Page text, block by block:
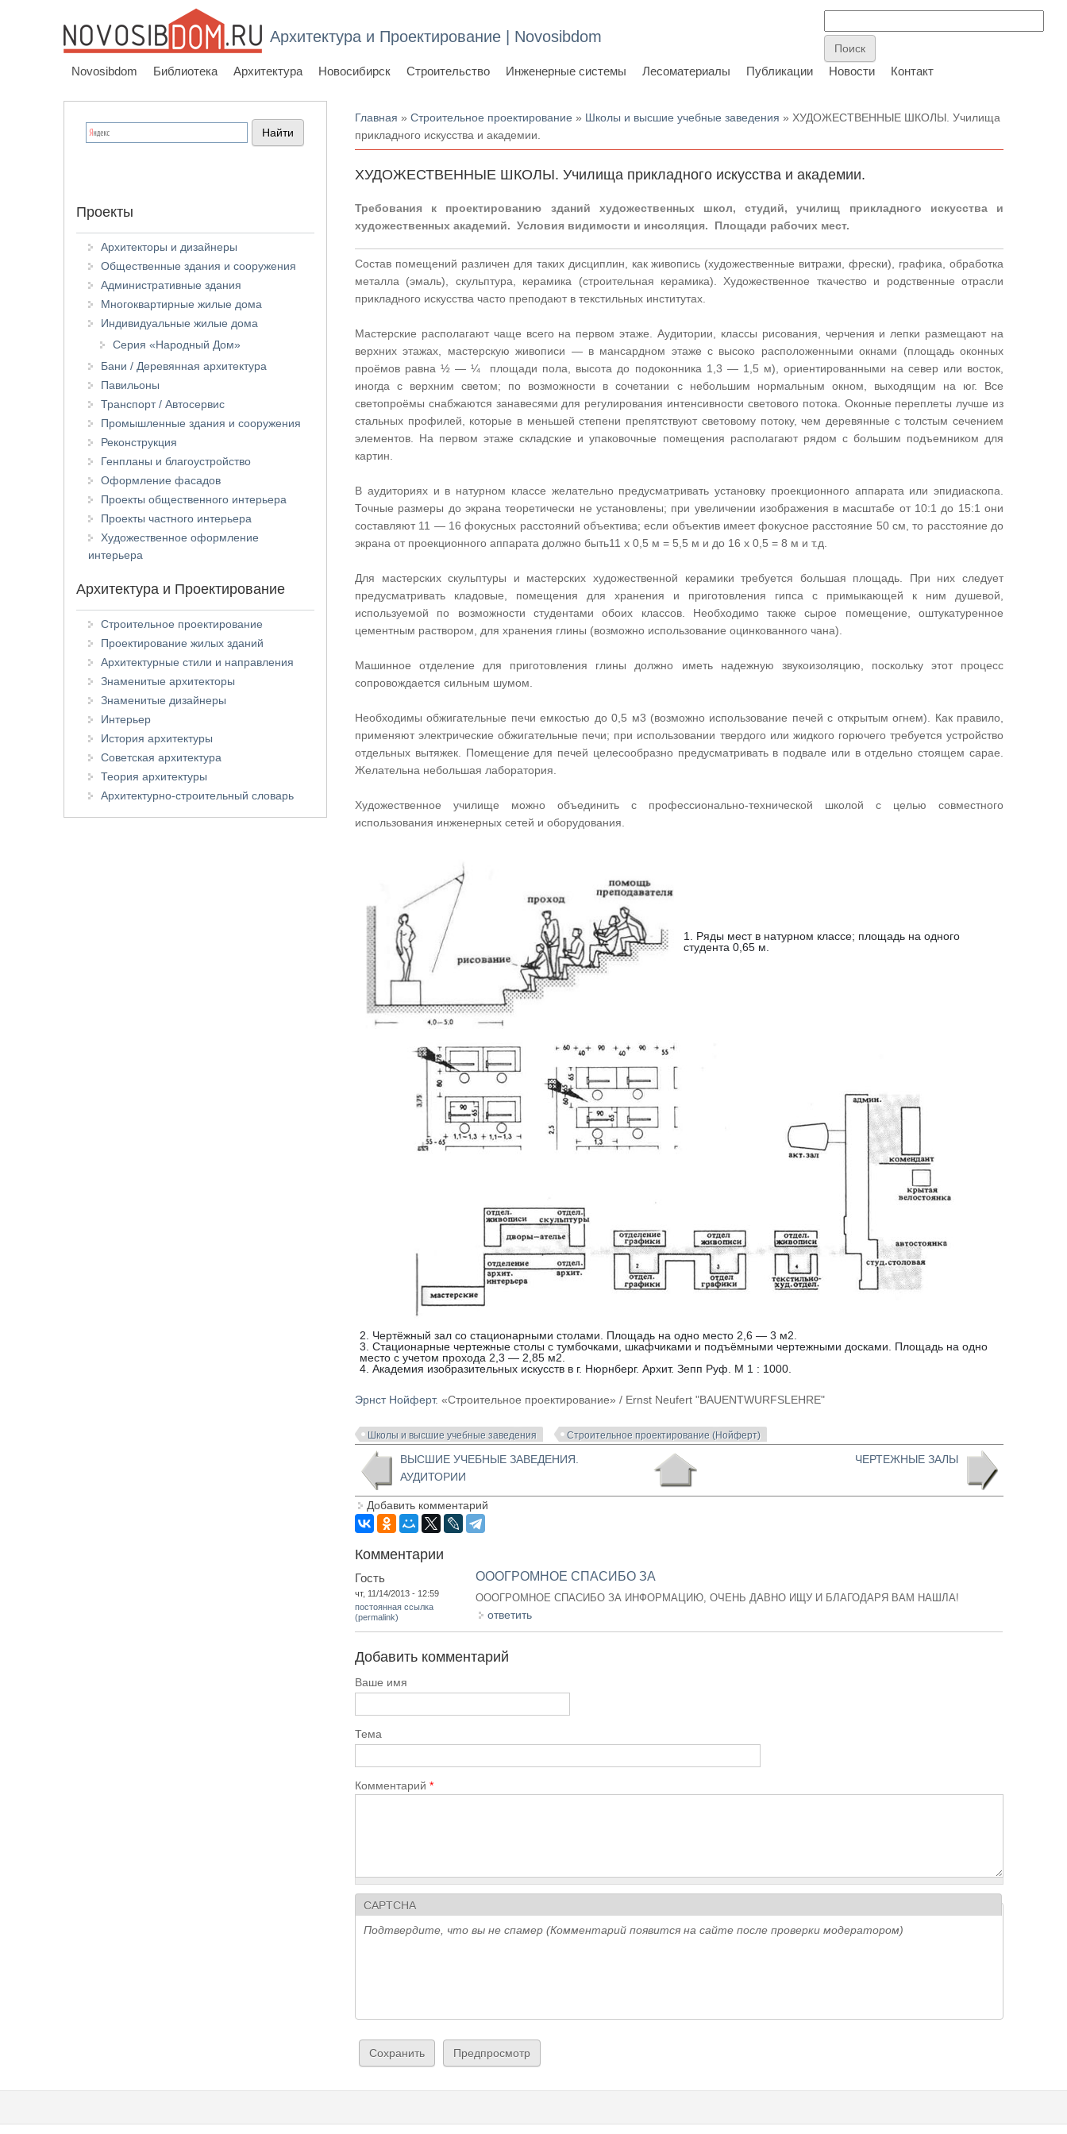
Архитектура и Проектирование | Novosibdom
Novosibdom Библиотека Архитектура Новосибирск Строительство Инженерные системы Лесоматериалы Публикации Новости Контакт
Вы здесь
Главная »Строительное проектирование » Школы и высшие учебные заведения » ХУДОЖЕСТВЕННЫЕ ШКОЛЫ. Училища
прикладного искусства и академии.
ХУДОЖЕСТВЕННЫЕ ШКОЛЫ. Училища прикладного искусства и академии.
Требования к проектированию зданий художественных школ, студий, училищ прикладного искусства и
художественных академий. Условия видимости и инсоляция. Площади рабочих мест.
Состав помещений различен для таких дисциплин, как живопись (художественные витражи, фрески), графика, обработка
металла (эмаль), скульптура, керамика (строительная керамика). Художественное ткачество и родственные отрасли
прикладного искусства часто преподают в текстильных институтах.
Мастерские располагают чаще всего на первом этаже. Аудитории, классы рисования, черчения и лепки размещают на
верхних этажах, мастерскую живописи — в мансардном этаже с высоко расположенными окнами (площадь оконных
проёмов равна ½ — ¼ площади пола, высота до подоконника 1,3 — 1,5 м), ориентированными на север или восток,
иногда с верхним светом; по возможности в сочетании с небольшим нормальным окном, выходящим на юг. Все
светопроёмы снабжаются занавесями для регулирования интенсивности светового потока. Оконные переплеты лучше из
стальных профилей, которые в меньшей степени препятствуют световому потоку, чем деревянные с толстым сечением
элементов. На первом этаже складские и упаковочные помещения располагают рядом с большим подъемником для
картин.
В аудиториях и в натурном классе желательно предусматривать установку проекционного аппарата или эпидиаскопа.
Точные размеры до экрана теоретически не установлены; при увеличении изображения в масштабе от 10:1 до 15:1 они
составляют 11 — 16 фокусных расстояний объектива; если объектив имеет фокусное расстояние 50 см, то расстояние до
экрана от проекционного аппарата должно быть11 х 0,5 м = 5,5 м и до 16 х 0,5 = 8 м и т.д.
Для мастерских скульптуры и мастерских художественной керамики требуется большая площадь. При них следует
предусматривать кладовые, помещения для хранения и приготовления гипса с примыкающей к ним душевой,
используемой по возможности студентами обоих классов. Необходимо также сырое помещение, оштукатуренное
цементным раствором, для хранения глины (возможно использование оцинкованного чана).
Машинное отделение для приготовления глины должно иметь надежную звукоизоляцию, поскольку этот процесс
сопровождается сильным шумом.
Необходимы обжигательные печи емкостью до 0,5 м3 (возможно использование печей с открытым огнем). Как правило,
применяют электрические обжигательные печи; при использовании твердого или жидкого горючего требуется устройство
отдельных вытяжек. Помещение для печей целесообразно предусматривать в подвале или в отдельно стоящем сарае.
Желательна небольшая лаборатория.
Художественное училище можно объединить с профессионально-технической школой с целью совместного
использования инженерных сетей и оборудования.
1. Ряды мест в натурном классе; площадь на одного
студента 0,65 м.
2. Чертёжный зал со стационарными столами. Площадь на одно место 2,6 — 3 м2.
3. Стационарные чертежные столы с тумбочками, шкафчиками и подъёмными чертежными досками. Площадь на одно
место с учетом прохода 2,3 — 2,85 м2.
4. Академия изобразительных искусств в г. Нюрнберг. Архит. Зепп Руф. М 1 : 1000.
Эрнст Нойферт. «Строительное проектирование» / Ernst Neufert "BAUENTWURFSLEHRE"
Школы и высшие учебные заведения Строительное проектирование (Нойферт)
ВЫСШИЕ УЧЕБНЫЕ ЗАВЕДЕНИЯ.
АУДИТОРИИ
ЧЕРТЕЖНЫЕ ЗАЛЫ
Добавить комментарий
Комментарии
Гость
чт, 11/14/2013 - 12:59
постоянная ссылка
(permalink)
ОООГРОМНОЕ СПАСИБО ЗА
ОООГРОМНОЕ СПАСИБО ЗА ИНФОРМАЦИЮ, ОЧЕНЬ ДАВНО ИЩУ И БЛАГОДАРЯ ВАМ НАШЛА!
ответить
Добавить комментарий
Ваше имя
Тема
Комментарий*
CAPTCHA
Подтвердите, что вы не спамер (Комментарий появится на сайте после проверки модератором)
Проекты
Архитекторы и дизайнеры
Общественные здания и сооружения
Административные здания
Многоквартирные жилые дома
Индивидуальные жилые дома
Серия «Народный Дом»
Бани / Деревянная архитектура
Павильоны
Транспорт / Автосервис
Промышленные здания и сооружения
Реконструкция
Генпланы и благоустройство
Оформление фасадов
Проекты общественного интерьера
Проекты частного интерьера
Художественное оформление
интерьера
Архитектура и Проектирование
Строительное проектирование
Проектирование жилых зданий
Архитектурные стили и направления
Знаменитые архитекторы
Знаменитые дизайнеры
Интерьер
История архитектуры
Советская архитектура
Теория архитектуры
Архитектурно-строительный словарь